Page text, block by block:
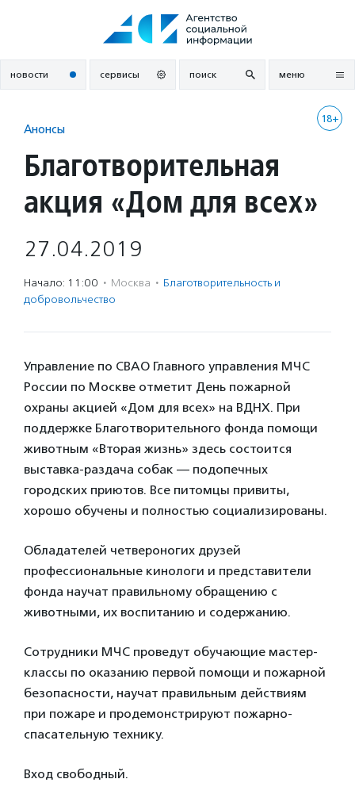
новости сервисы поиск меню
18+
Анонсы
Благотворительная
акция «Дом для всех»
27.04.2019
Начало: 11:00 · Москва · Благотвори­тель­ность и
доброволь­чест­во
Управление по СВАО Главного управления МЧС
России по Москве отметит День пожарной
охраны акцией «Дом для всех» на ВДНХ. При
поддержке Благотворительного фонда помощи
животным «Вторая жизнь» здесь состоится
выставка-раздача собак — подопечных
городских приютов. Все питомцы привиты,
хорошо обучены и полностью социализированы.
Обладателей четвероногих друзей
профессиональные кинологи и представители
фонда научат правильному обращению с
животными, их воспитанию и содержанию.
Сотрудники МЧС проведут обучающие мастер-
классы по оказанию первой помощи и пожарной
безопасности, научат правильным действиям
при пожаре и продемонстрируют пожарно-
спасательную технику.
Вход свободный.